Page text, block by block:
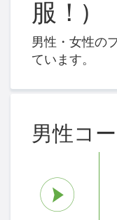
服！)
男性・女性の
ています。
男性コ